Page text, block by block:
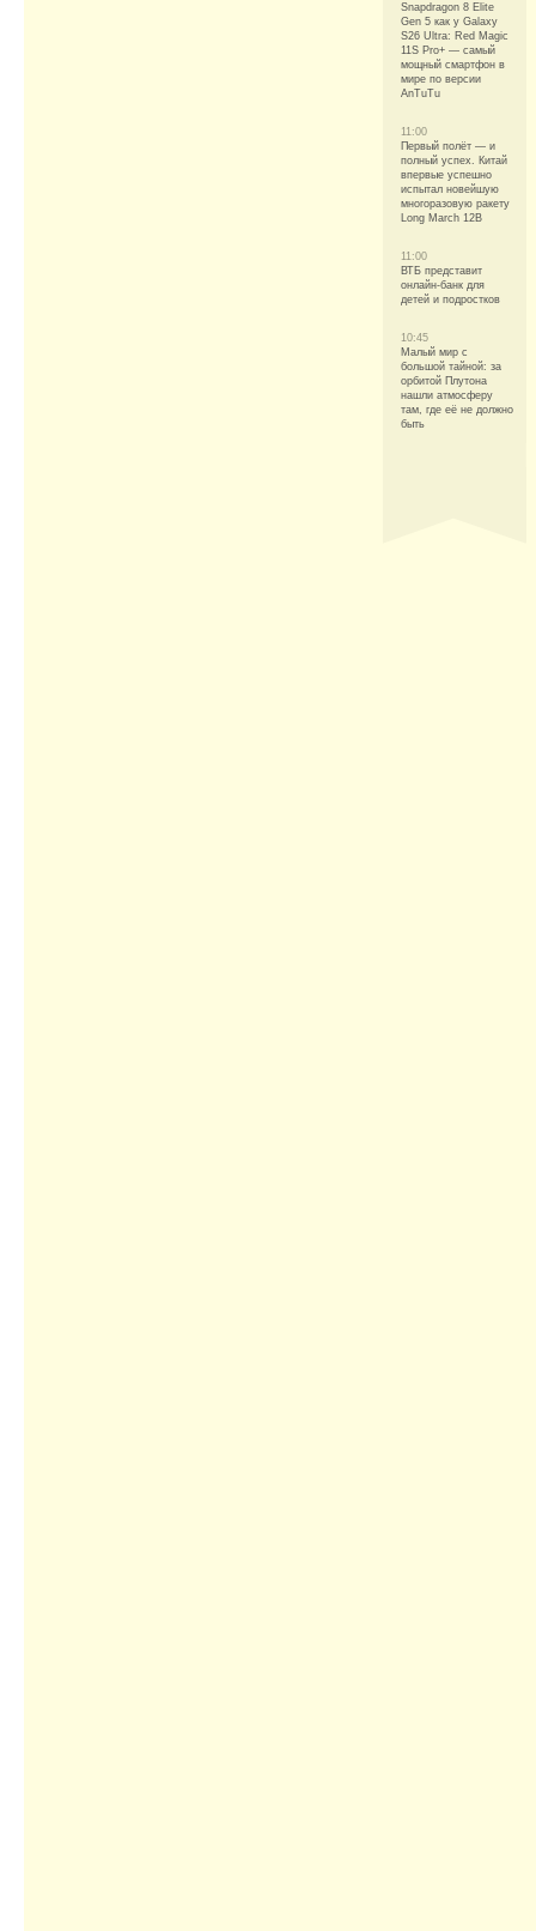
Snapdragon 8 Elite
Gen 5 как у Galaxy
S26 Ultra: Red Magic
11S Pro+ — самый
мощный смартфон в
мире по версии
AnTuTu
11:00
Первый полёт — и
полный успех. Китай
впервые успешно
испытал новейшую
многоразовую ракету
Long March 12B
11:00
ВТБ представит
онлайн-банк для
детей и подростков
10:45
Малый мир с
большой тайной: за
орбитой Плутона
нашли атмосферу
там, где её не должно
быть